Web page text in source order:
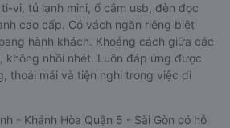
vi, tủ lạnh mini, ổ cắm usb, đèn đọc
cao cấp. Có vách ngăn riêng biệt
hành khách. Khoảng cách giữa các
không nhồi nhét. Luôn đáp ứng được
thoải mái và tiện nghi trong việc di
- Khánh Hòa Quận 5 - Sài Gòn có hỗ